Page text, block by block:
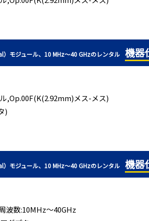
）モジュール、10 MHz～40 GHzのレンタル 機器
,Op.00F(K(2.92mm)メス-メス)
)
）モジュール、10 MHz～40 GHzのレンタル 機器
波数:10MHz～40GHz